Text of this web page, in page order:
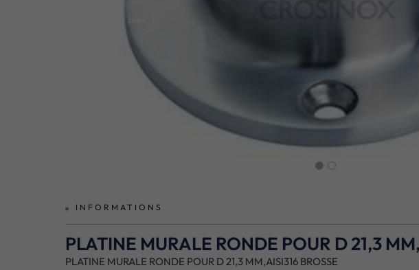
INFORMATIONS
PLATINE MURALE RONDE POUR D 21,3
PLATINE MURALE RONDE POUR D 21,3 MM,AISI316 BROSSE